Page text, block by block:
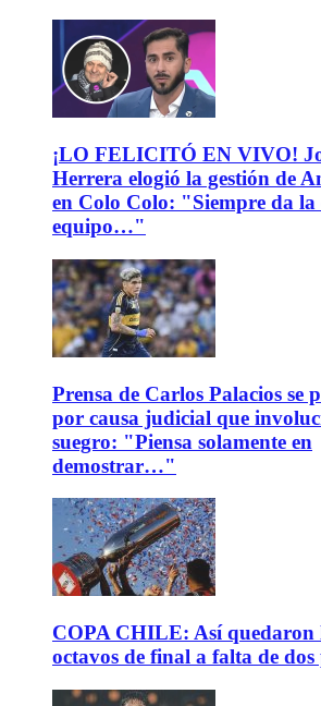
¡LO FELICITÓ EN VIVO!
Herrera elogió la gestión de
en Colo Colo: "Siempre da la
equipo…"
Prensa de Carlos Palacios se
por causa judicial que
suegro: "Piensa solamente en
demostrar…"
COPA CHILE: Así quedaron
octavos de final a falta de